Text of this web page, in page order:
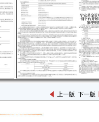
上一版 下一版
会计
构审
风险
特
海南
董